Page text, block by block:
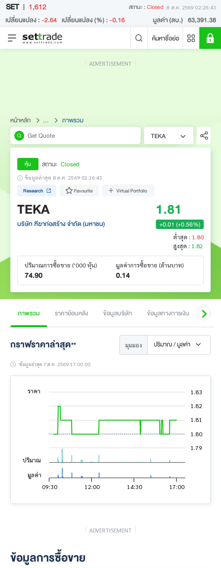
SET 1,612 สถานะ : Closed 8 ส.ค. 2569 02:26:43
เปลี่ยนแปลง :-2.64 เปลี่ยนแปลง (%) :-0.16 มูลค่า (ลบ.) 63,391.38
ค้นหาชื่อย่อ
ADVERTISEMENT
หน้าหลัก ...
ภาพรวม
TEKA
หุ้น สถานะ Closed
ข้อมูลล่าสุด 8 ส.ค. 2569 02:26:43
Research Favourite Virtual Portfolio
TEKA
บริษัท ฑีฆาก่อสร้าง จำกัด (มหาชน)
1.81
+0.01 (+0.56%)
ต่ำสุด : 1.80
สูงสุด : 1.82
ปริมาณการซื้อขาย ('000 หุ้น) มูลค่าการซื้อขาย (ล้านบาท)
74.90 0.14
ภาพรวม ราคาย้อนหลัง ข้อมูลบริษัท ข้อมูลทางการเงิน สิทธิป
กราฟราคาล่าสุด** มุมมอง ปริมาณ / มูลค่า
ข้อมูลล่าสุด 7 ส.ค. 2569 17:00:00
1.79
1.77
1.78
1.79
1.80
1.81
1.82
1.83
1.84
L
04:30
02:00
23:30
07:00
09:30
20:00
17:30
19:30 17:00
14:30
12:00
ราคา
ปริมาณ
มูลค่า
ADVERTISEMENT
ข้อมูลการซื้อขาย